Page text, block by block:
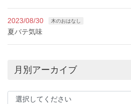
2023/08/30 木のおはなし
夏バテ気味
月別アーカイブ